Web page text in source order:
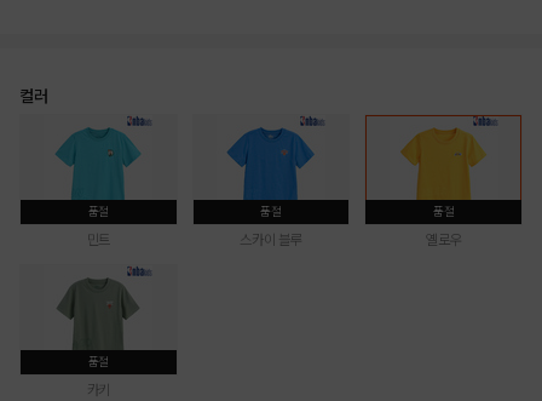
컬러
품절
민트
품절
스카이 블루
품절
옐로우
품절
카키